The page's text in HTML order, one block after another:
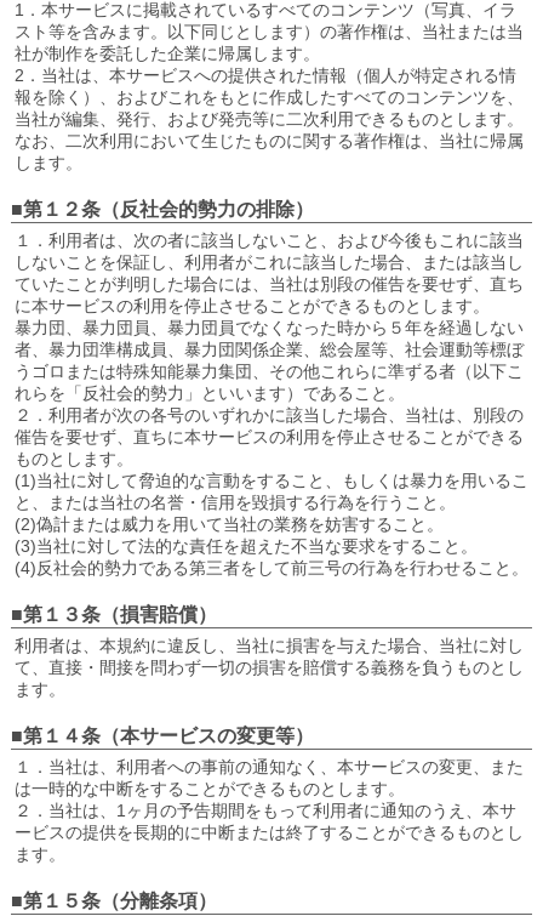
1．本サービスに掲載されているすべてのコンテンツ（写真、イラ
スト等を含みます。以下同じとします）の著作権は、当社または当
社が制作を委託した企業に帰属します。
2．当社は、本サービスへの提供された情報（個人が特定される情
報を除く）、およびこれをもとに作成したすべてのコンテンツを、
当社が編集、発行、および発売等に二次利用できるものとします。
なお、二次利用において生じたものに関する著作権は、当社に帰属
します。
■第１２条（反社会的勢力の排除）
１．利用者は、次の者に該当しないこと、および今後もこれに該当
しないことを保証し、利用者がこれに該当した場合、または該当し
ていたことが判明した場合には、当社は別段の催告を要せず、直ち
に本サービスの利用を停止させることができるものとします。
暴力団、暴力団員、暴力団員でなくなった時から５年を経過しない
者、暴力団準構成員、暴力団関係企業、総会屋等、社会運動等標ぼ
うゴロまたは特殊知能暴力集団、その他これらに準ずる者（以下こ
れらを「反社会的勢力」といいます）であること。
２．利用者が次の各号のいずれかに該当した場合、当社は、別段の
催告を要せず、直ちに本サービスの利用を停止させることができる
ものとします。
(1)当社に対して脅迫的な言動をすること、もしくは暴力を用いるこ
と、または当社の名誉・信用を毀損する行為を行うこと。
(2)偽計または威力を用いて当社の業務を妨害すること。
(3)当社に対して法的な責任を超えた不当な要求をすること。
(4)反社会的勢力である第三者をして前三号の行為を行わせること。
■第１３条（損害賠償）
利用者は、本規約に違反し、当社に損害を与えた場合、当社に対し
て、直接・間接を問わず一切の損害を賠償する義務を負うものとし
ます。
■第１４条（本サービスの変更等）
１．当社は、利用者への事前の通知なく、本サービスの変更、また
は一時的な中断をすることができるものとします。
２．当社は、1ヶ月の予告期間をもって利用者に通知のうえ、本サ
ービスの提供を長期的に中断または終了することができるものとし
ます。
■第１５条（分離条項）